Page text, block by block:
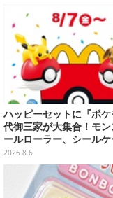
ハッピーセットに『ポ
代御三家が大集合！モ
ールローラー、シール
全12種
2026.8.6